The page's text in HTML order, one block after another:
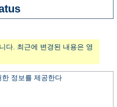
다. 최근에 변경된 내용은 영
정보를 제공한다